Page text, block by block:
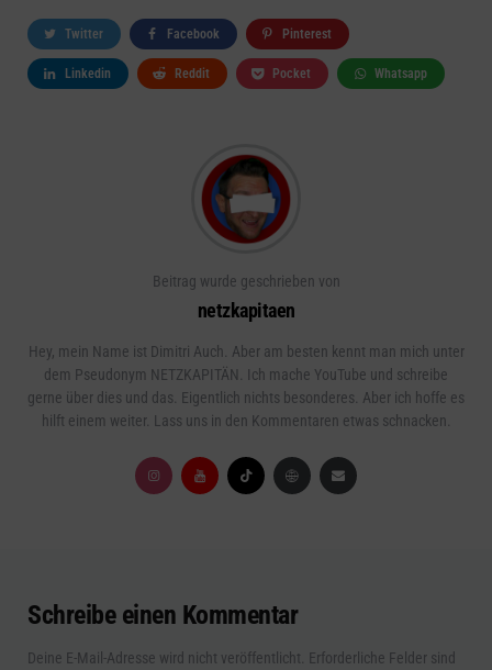
Twitter Facebook Pinterest
Linkedin Reddit Pocket Whatsapp
Beitrag wurde geschrieben von
netzkapitaen
Hey, mein Name ist Dimitri Auch. Aber am besten kennt man mich unter
dem Pseudonym NETZKAPITÄN. Ich mache YouTube und schreibe
gerne über dies und das. Eigentlich nichts besonderes. Aber ich hoffe es
hilft einem weiter. Lass uns in den Kommentaren etwas schnacken.
Schreibe einen Kommentar
Deine E-Mail-Adresse wird nicht veröffentlicht. Erforderliche Felder sind